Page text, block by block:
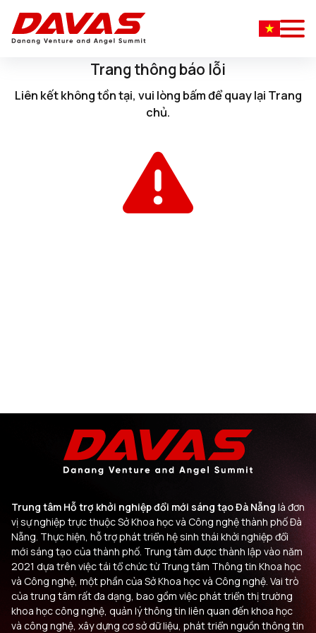
Trang thông báo lỗi
Liên kết không tồn tại, vui lòng bấmđể quay lại Trang
chủ.
Trung tâm Hỗ trợ khởi nghiệp đổi mới sáng tạo Đà Nẵng là đơn
vị sự nghiệp trực thuộc Sở Khoa học và Công nghệ thành phố Đà
Nẵng. Thực hiện, hỗ trợ phát triển hệ sinh thái khởi nghiệp đổi
mới sáng tạo của thành phố. Trung tâm được thành lập vào năm
2021 dựa trên việc tái tổ chức từ Trung tâm Thông tin Khoa học
và Công nghệ, một phần của Sở Khoa học và Công nghệ. Vai trò
của trung tâm rất đa dạng, bao gồm việc phát triển thị trường
khoa học công nghệ, quản lý thông tin liên quan đến khoa học
và công nghệ, xây dựng cơ sở dữ liệu, phát triển nguồn thông tin